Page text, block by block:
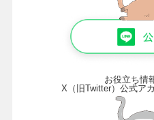
お役立ち情
X（旧Twitter）公式ア